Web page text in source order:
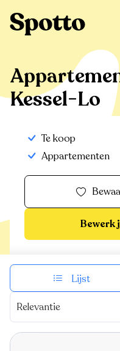
Kessel-Lo
Kessel-Lo
Te koop
Appartementen
Bewerk
Lijst
Relevantie